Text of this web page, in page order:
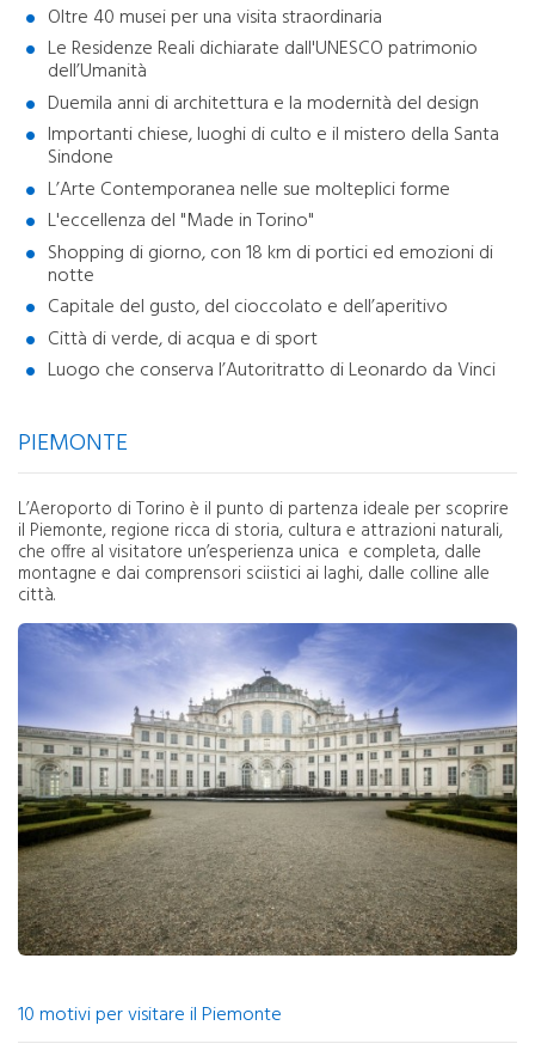
Oltre 40 musei per una visita straordinaria
Le Residenze Reali dichiarate dall'UNESCO patrimonio
dell’Umanità
Duemila anni di architettura e la modernità del design
Importanti chiese, luoghi di culto e il mistero della Santa
Sindone
L’Arte Contemporanea nelle sue molteplici forme
L'eccellenza del "Made in Torino"
Shopping di giorno, con 18 km di portici ed emozioni di
notte
Capitale del gusto, del cioccolato e dell’aperitivo
Città di verde, di acqua e di sport
Luogo che conserva l’Autoritratto di Leonardo da Vinci
PIEMONTE
L’Aeroporto di Torino è il punto di partenza ideale per scoprire
il Piemonte, regione ricca di storia, cultura e attrazioni naturali,
che offre al visitatore un’esperienza unica e completa, dalle
montagne e dai comprensori sciistici ai laghi, dalle colline alle
città.
10 motivi per visitare il Piemonte